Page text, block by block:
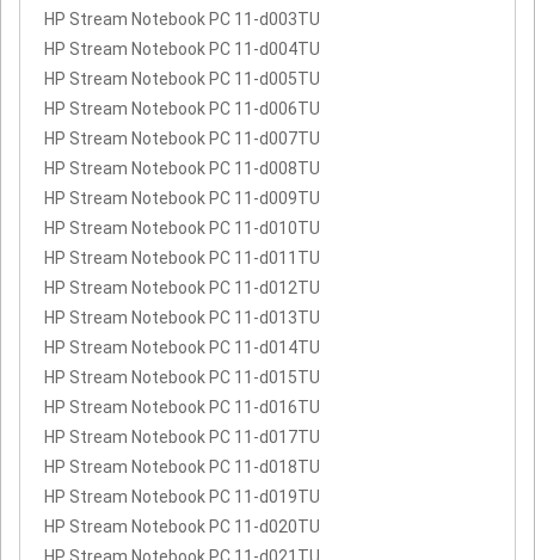
HP Stream Notebook PC 11-d003TU
HP Stream Notebook PC 11-d004TU
HP Stream Notebook PC 11-d005TU
HP Stream Notebook PC 11-d006TU
HP Stream Notebook PC 11-d007TU
HP Stream Notebook PC 11-d008TU
HP Stream Notebook PC 11-d009TU
HP Stream Notebook PC 11-d010TU
HP Stream Notebook PC 11-d011TU
HP Stream Notebook PC 11-d012TU
HP Stream Notebook PC 11-d013TU
HP Stream Notebook PC 11-d014TU
HP Stream Notebook PC 11-d015TU
HP Stream Notebook PC 11-d016TU
HP Stream Notebook PC 11-d017TU
HP Stream Notebook PC 11-d018TU
HP Stream Notebook PC 11-d019TU
HP Stream Notebook PC 11-d020TU